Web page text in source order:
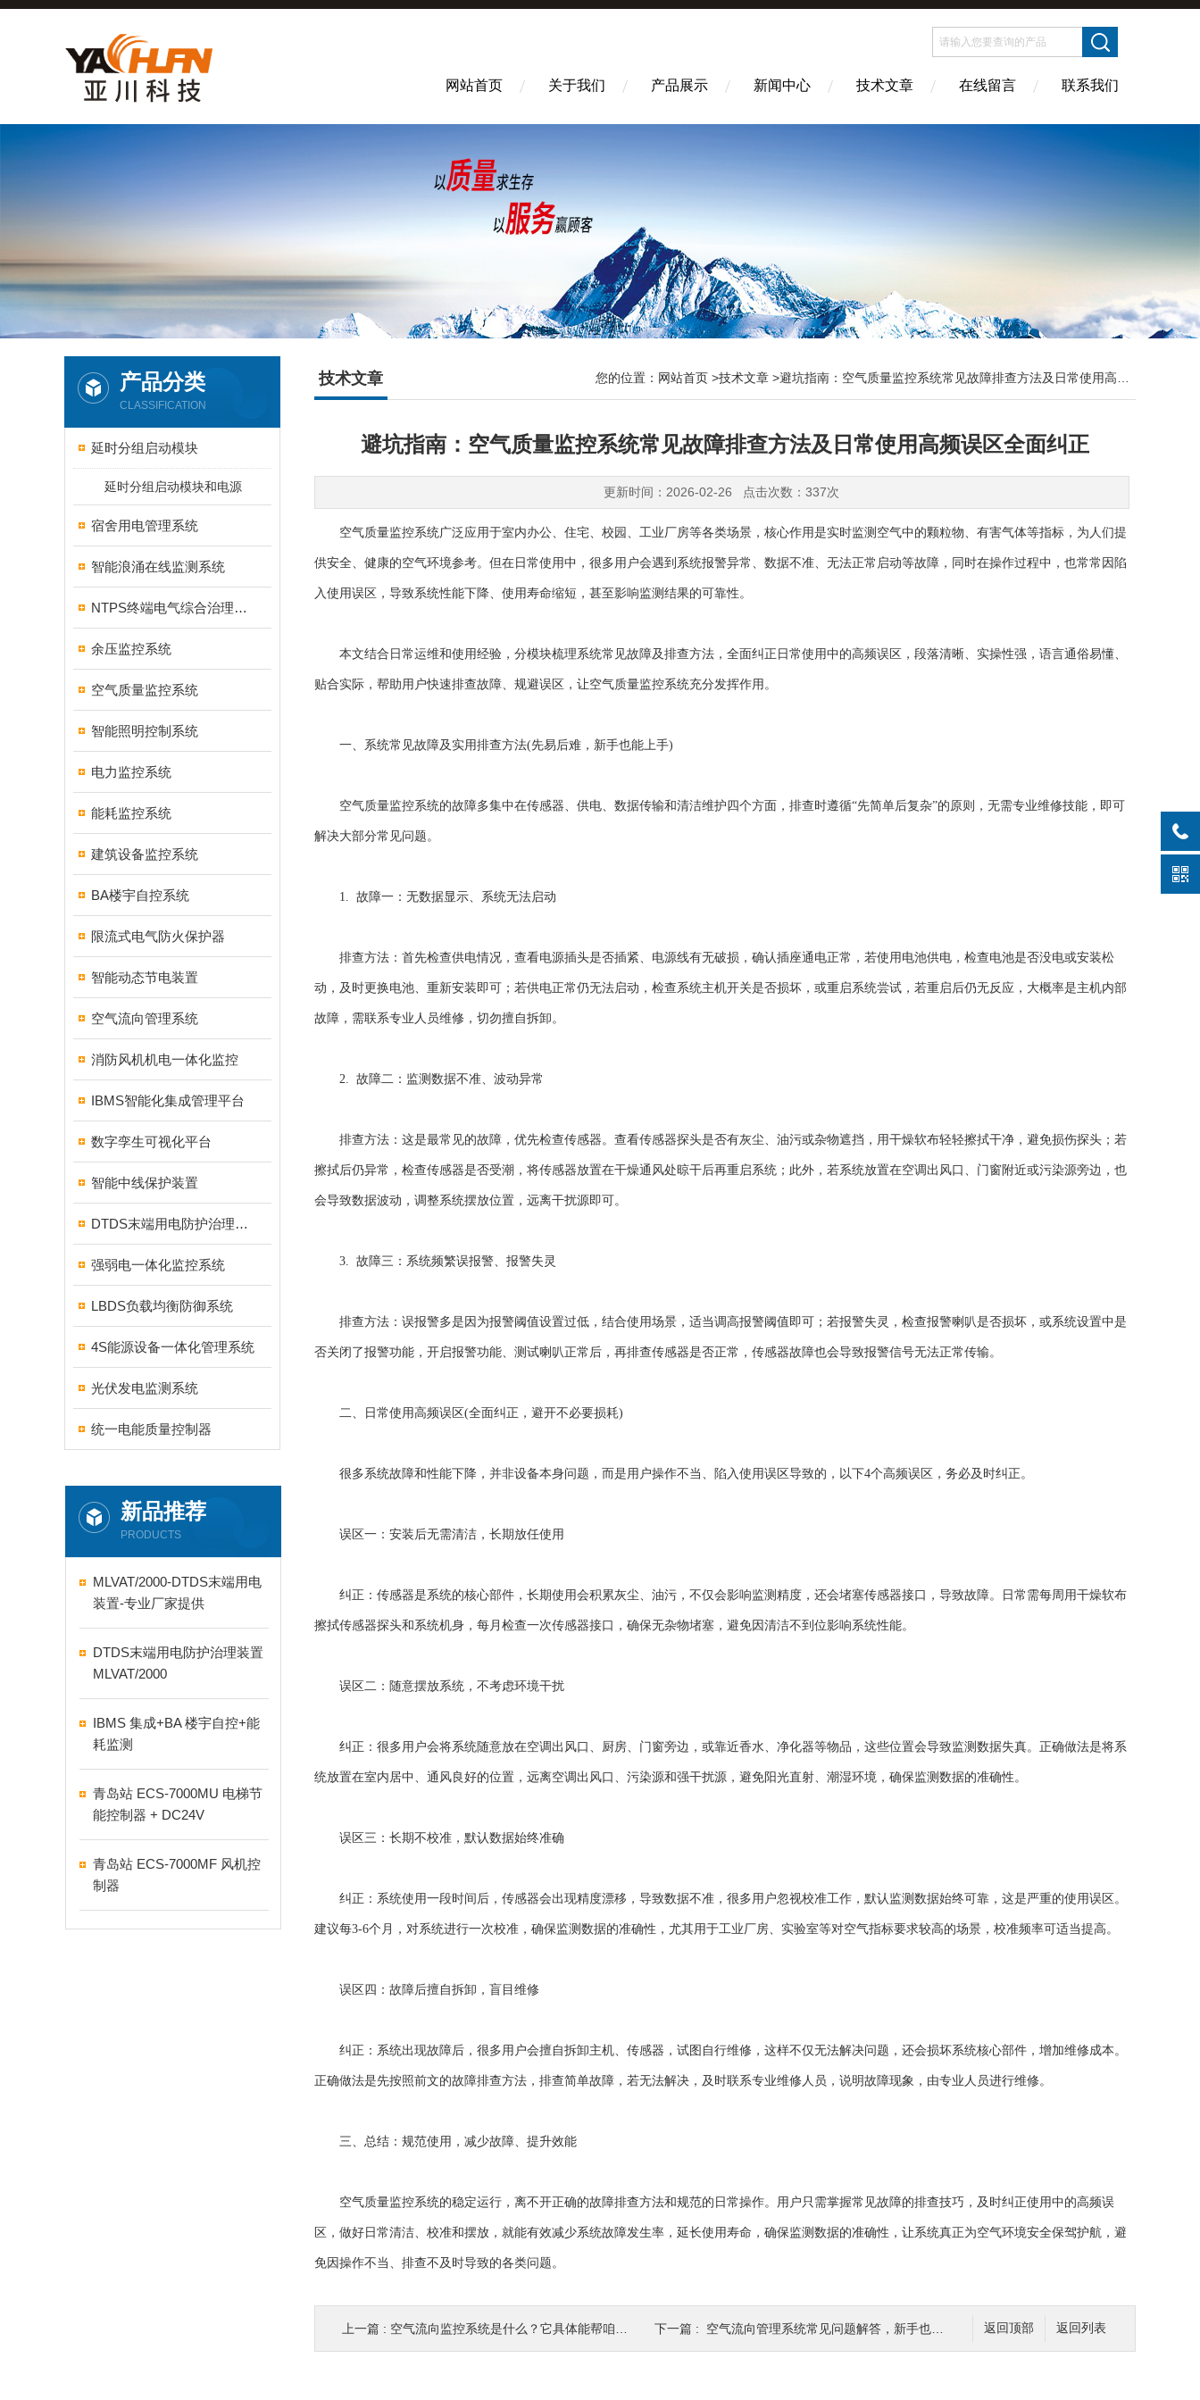
网站首页 关于我们 产品展示 新闻中心 技术文章 在线留言 联系我们
产品分类
CLASSIFICATION
延时分组启动模块
延时分组启动模块和电源
宿舍用电管理系统
智能浪涌在线监测系统
NTPS终端电气综合治理保护
余压监控系统
空气质量监控系统
智能照明控制系统
电力监控系统
能耗监控系统
建筑设备监控系统
BA楼宇自控系统
限流式电气防火保护器
智能动态节电装置
空气流向管理系统
消防风机机电一体化监控
IBMS智能化集成管理平台
数字孪生可视化平台
智能中线保护装置
DTDS末端用电防护治理系统
强弱电一体化监控系统
LBDS负载均衡防御系统
4S能源设备一体化管理系统
光伏发电监测系统
统一电能质量控制器
新品推荐
PRODUCTS
MLVAT/2000-DTDS末端用电
装置-专业厂家提供
DTDS末端用电防护治理装置
MLVAT/2000
IBMS 集成+BA 楼宇自控+能
耗监测
青岛站 ECS-7000MU 电梯节
能控制器 + DC24V
青岛站 ECS-7000MF 风机控
制器
技术文章 您的位置： 网站首页 >技术文章 >避坑指南：空气质量监控系统常见故障排查方法及日常使用高频误区全面纠正
避坑指南：空气质量监控系统常见故障排查方法及日常使用高频误区全面纠正
更新时间：2026-02-26 点击次数：337次
空气质量监控系统广泛应用于室内办公、住宅、校园、工业厂房等各类场景，核心作用是实时监测空气中的颗粒物、有害气体等指标，为人们提
供安全、健康的空气环境参考。但在日常使用中，很多用户会遇到系统报警异常、数据不准、无法正常启动等故障，同时在操作过程中，也常常因陷
入使用误区，导致系统性能下降、使用寿命缩短，甚至影响监测结果的可靠性。
本文结合日常运维和使用经验，分模块梳理系统常见故障及排查方法，全面纠正日常使用中的高频误区，段落清晰、实操性强，语言通俗易懂、
贴合实际，帮助用户快速排查故障、规避误区，让空气质量监控系统充分发挥作用。
一、系统常见故障及实用排查方法(先易后难，新手也能上手)
空气质量监控系统的故障多集中在传感器、供电、数据传输和清洁维护四个方面，排查时遵循“先简单后复杂”的原则，无需专业维修技能，即可
解决大部分常见问题。
1. 故障一：无数据显示、系统无法启动
排查方法：首先检查供电情况，查看电源插头是否插紧、电源线有无破损，确认插座通电正常，若使用电池供电，检查电池是否没电或安装松
动，及时更换电池、重新安装即可；若供电正常仍无法启动，检查系统主机开关是否损坏，或重启系统尝试，若重启后仍无反应，大概率是主机内部
故障，需联系专业人员维修，切勿擅自拆卸。
2. 故障二：监测数据不准、波动异常
排查方法：这是最常见的故障，优先检查传感器。查看传感器探头是否有灰尘、油污或杂物遮挡，用干燥软布轻轻擦拭干净，避免损伤探头；若
擦拭后仍异常，检查传感器是否受潮，将传感器放置在干燥通风处晾干后再重启系统；此外，若系统放置在空调出风口、门窗附近或污染源旁边，也
会导致数据波动，调整系统摆放位置，远离干扰源即可。
3. 故障三：系统频繁误报警、报警失灵
排查方法：误报警多是因为报警阈值设置过低，结合使用场景，适当调高报警阈值即可；若报警失灵，检查报警喇叭是否损坏，或系统设置中是
否关闭了报警功能，开启报警功能、测试喇叭正常后，再排查传感器是否正常，传感器故障也会导致报警信号无法正常传输。
二、日常使用高频误区(全面纠正，避开不必要损耗)
很多系统故障和性能下降，并非设备本身问题，而是用户操作不当、陷入使用误区导致的，以下4个高频误区，务必及时纠正。
误区一：安装后无需清洁，长期放任使用
纠正：传感器是系统的核心部件，长期使用会积累灰尘、油污，不仅会影响监测精度，还会堵塞传感器接口，导致故障。日常需每周用干燥软布
擦拭传感器探头和系统机身，每月检查一次传感器接口，确保无杂物堵塞，避免因清洁不到位影响系统性能。
误区二：随意摆放系统，不考虑环境干扰
纠正：很多用户会将系统随意放在空调出风口、厨房、门窗旁边，或靠近香水、净化器等物品，这些位置会导致监测数据失真。正确做法是将系
统放置在室内居中、通风良好的位置，远离空调出风口、污染源和强干扰源，避免阳光直射、潮湿环境，确保监测数据的准确性。
误区三：长期不校准，默认数据始终准确
纠正：系统使用一段时间后，传感器会出现精度漂移，导致数据不准，很多用户忽视校准工作，默认监测数据始终可靠，这是严重的使用误区。
建议每3-6个月，对系统进行一次校准，确保监测数据的准确性，尤其用于工业厂房、实验室等对空气指标要求较高的场景，校准频率可适当提高。
误区四：故障后擅自拆卸，盲目维修
纠正：系统出现故障后，很多用户会擅自拆卸主机、传感器，试图自行维修，这样不仅无法解决问题，还会损坏系统核心部件，增加维修成本。
正确做法是先按照前文的故障排查方法，排查简单故障，若无法解决，及时联系专业维修人员，说明故障现象，由专业人员进行维修。
三、总结：规范使用，减少故障、提升效能
空气质量监控系统的稳定运行，离不开正确的故障排查方法和规范的日常操作。用户只需掌握常见故障的排查技巧，及时纠正使用中的高频误
区，做好日常清洁、校准和摆放，就能有效减少系统故障发生率，延长使用寿命，确保监测数据的准确性，让系统真正为空气环境安全保驾护航，避
免因操作不当、排查不及时导致的各类问题。
返回列表
返回顶部
上一篇 : 空气流向监控系统是什么？它具体能帮咱们做什么？ 下一篇 : 空气流向管理系统常见问题解答，新手也能轻松上手运维